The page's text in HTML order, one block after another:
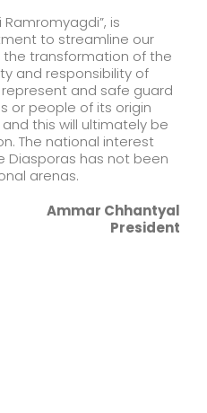
is
to streamline our
transformation of the
and responsibility of
and safe guard
or people of its origin
this will ultimately be
The national interest
Diasporas has not been
arenas.
Ammar Chhantyal
President